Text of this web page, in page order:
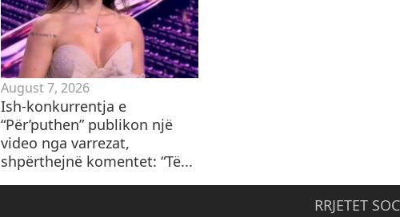
August 7, 2026
Ish-konkurrentja e
“Për’puthen” publikon një
video nga varrezat,
shpërthejnë komentet: “Të...
RRJETET